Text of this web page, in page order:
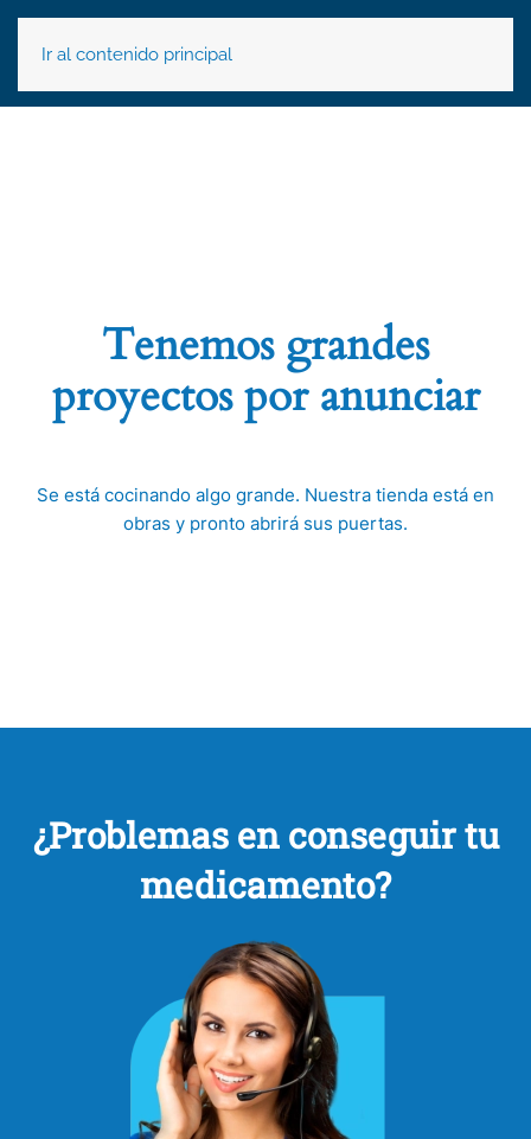
Ir al contenido principal
Tenemos grandes
proyectos por anunciar
Se está cocinando algo grande. Nuestra tienda está en
obras y pronto abrirá sus puertas.
¿Problemas en conseguir tu
medicamento?